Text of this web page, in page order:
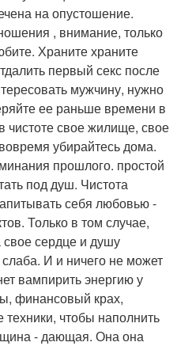
на опустошение.
, внимание, только
Храните храните
первый секс после
мужчину, нужно
ее раньше времени в
чистоте свое жилище, свое
убирайтесь дома.
прошлого. простой
под душ. Чистота
себя любовью -
Только в том случае,
сердце и душу
И и ничего не может
вампирить энергию у
финансовый крах,
чтобы наполнить
- дающая. Она она